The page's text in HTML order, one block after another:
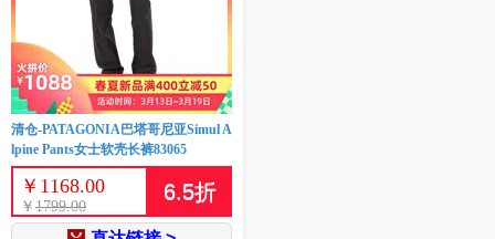
清仓-PATAGONIA巴塔哥尼亚Simul A
lpine Pants女士软壳长裤83065
￥ 1168.00
￥ 1799.00
6.5折